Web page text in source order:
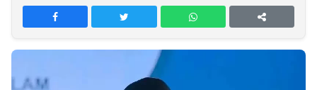
PT
TREETAN
INDONESIA